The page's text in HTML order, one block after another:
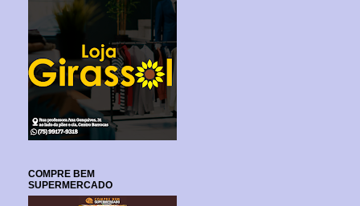
COMPRE BEM
SUPERMERCADO